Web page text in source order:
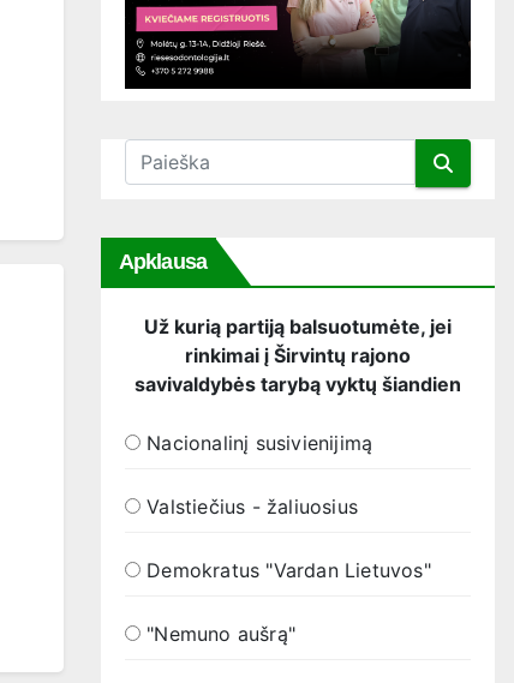
Apklausa
Už kurią partiją balsuotumėte, jei
rinkimai į Širvintų rajono
savivaldybės tarybą vyktų šiandien
Nacionalinį susivienijimą
Valstiečius - žaliuosius
Demokratus "Vardan Lietuvos"
"Nemuno aušrą"